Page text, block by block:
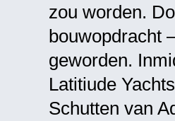
zou worden.
bouwopdracht
geworden.
Latitiude
Schutten van